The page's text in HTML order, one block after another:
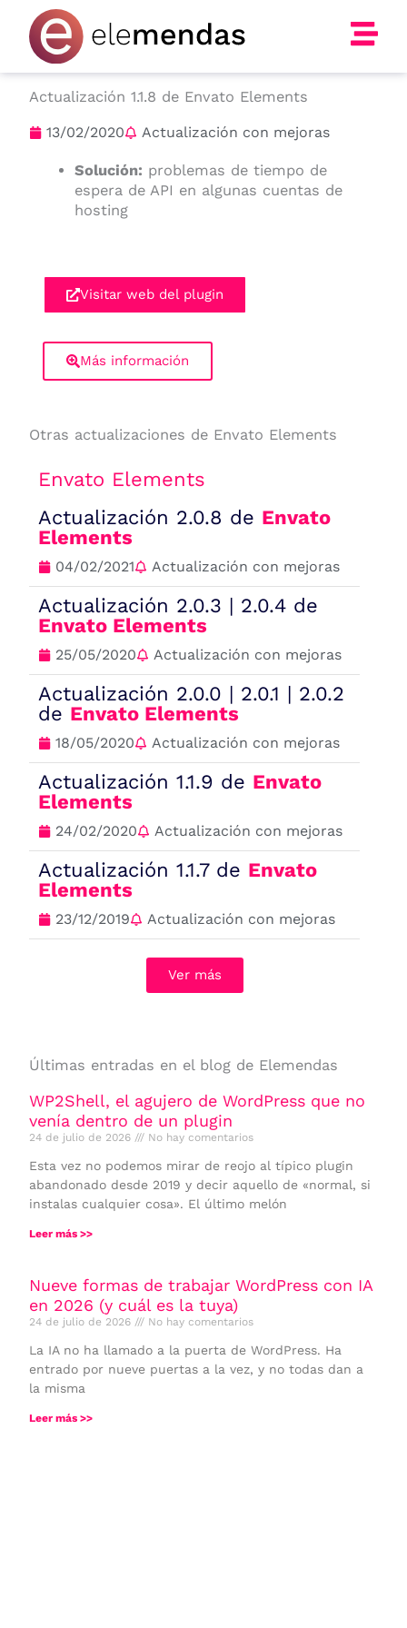
contenido
Actualización 1.1.8 de Envato Elements
13/02/2020 Actualización con mejoras
Solución: problemas de tiempo de
espera de API en algunas cuentas de
hosting
Visitar web del plugin
Más información
Otras actualizaciones de Envato Elements
Envato Elements
Actualización 2.0.8 de Envato
Elements
04/02/2021 Actualización con mejoras
Actualización 2.0.3 | 2.0.4 de
Envato Elements
25/05/2020 Actualización con mejoras
Actualización 2.0.0 | 2.0.1 | 2.0.2
de Envato Elements
18/05/2020 Actualización con mejoras
Actualización 1.1.9 de Envato
Elements
24/02/2020 Actualización con mejoras
Actualización 1.1.7 de Envato
Elements
23/12/2019 Actualización con mejoras
Ver más
Últimas entradas en el blog de Elemendas
WP2Shell, el agujero de WordPress que no
venía dentro de un plugin
24 de julio de 2026 No hay comentarios
Esta vez no podemos mirar de reojo al típico plugin
abandonado desde 2019 y decir aquello de «normal, si
instalas cualquier cosa». El último melón
Leer más >>
Nueve formas de trabajar WordPress con IA
en 2026 (y cuál es la tuya)
24 de julio de 2026 No hay comentarios
La IA no ha llamado a la puerta de WordPress. Ha
entrado por nueve puertas a la vez, y no todas dan a
la misma
Leer más >>